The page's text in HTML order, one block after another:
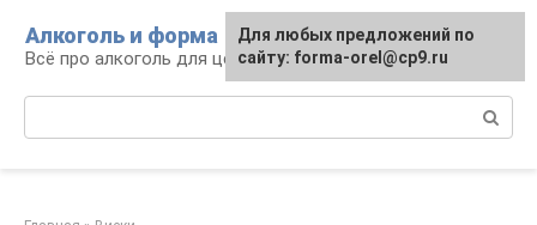
контенту
Алкоголь и форма
Всё про алкоголь для ценителей
Для любых предложений по
сайту: forma-orel@cp9.ru